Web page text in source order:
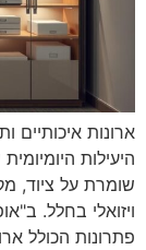
ארונות איכותיים
היעילות
שומרת על ציוד,
ויזואלי בחלל.
פתרונות הכולל